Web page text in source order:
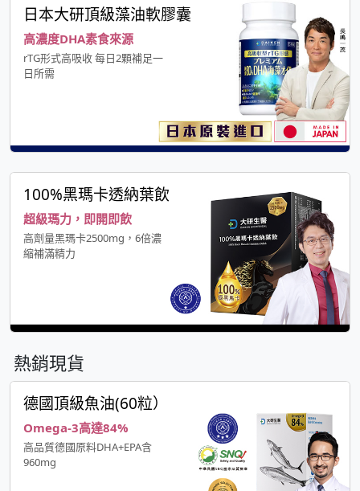
日本大研頂級藻油軟膠囊
高濃度DHA素食來源
rTG形式高吸收 每日2顆補足一
日所需
100%黑瑪卡透納葉飲
超級瑪力，即開即飲
高劑量黑瑪卡2500mg，6倍濃
縮補滿精力
熱銷現貨
德國頂級魚油(60粒）
Omega-3高達84%
高品質德國原料DHA+EPA含
960mg